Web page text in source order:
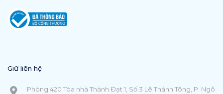
Giữ liên hệ
Phòng 420 Tòa nhà Thành Đạt 1, Số 3 Lê Thánh Tông, P. Ngô